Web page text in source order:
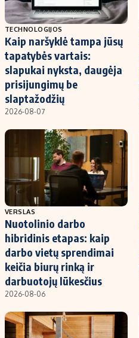
TECHNOLOGIJOS
Kaip naršyklė tampa jūsų
tapatybės vartais:
slapukai nyksta, daugėja
prisijungimų be
slaptažodžių
2026-08-07
VERSLAS
Nuotolinio darbo
hibridinis etapas: kaip
darbo vietų sprendimai
keičia biurų rinką ir
darbuotojų lūkesčius
2026-08-06